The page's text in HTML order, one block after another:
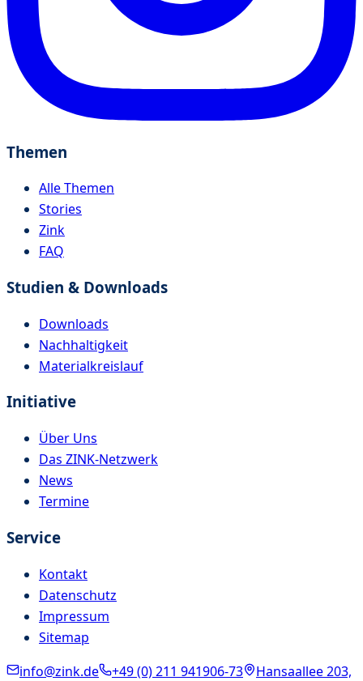
Themen
Alle Themen
Stories
Zink
FAQ
Studien & Downloads
Downloads
Nachhaltigkeit
Materialkreislauf
Initiative
Über Uns
Das ZINK-Netzwerk
News
Termine
Service
Kontakt
Datenschutz
Impressum
Sitemap
info@zink.de
+49 (0) 211 941906-73
Hansaallee 203,